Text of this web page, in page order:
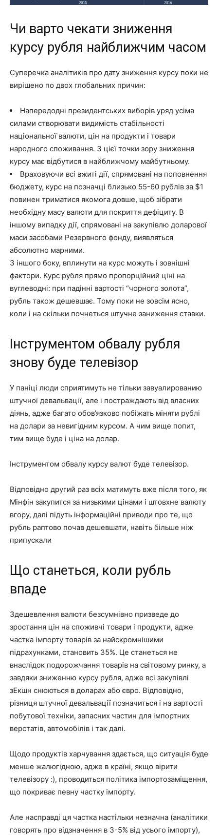
Чи варто чекати зниження
курсу рубля найближчим часом
Суперечка аналітиків про дату зниження курсу поки не
вирішено по двох глобальних причин:
Напередодні президентських виборів уряд усіма
силами створювати видимість стабільності
національної валюти, цін на продукти і товари
народного споживання. З цієї точки зору зниження
курсу має відбутися в найближчому майбутньому.
Враховуючи всі вжиті дії, спрямовані на поповнення
бюджету, курс на позначці близько 55-60 рублів за $1
повинен триматися якомога довше, щоб зібрати
необхідну масу валюти для покриття дефіциту. В
іншому випадку дії, спрямовані на закупівлю доларової
маси засобами Резервного фонду, виявляться
абсолютно марними.
З іншого боку, вплинути на курс можуть і зовнішні
фактори. Курс рубля прямо пропорційний ціні на
вуглеводні: при падінні вартості “чорного золота”,
рубль також дешевшає. Тому поки не зовсім ясно,
коли і на скільки почнеться штучне заниження ставки.
Інструментом обвалу рубля
знову буде телевізор
У паніці люди сприятимуть не тільки завуалированию
штучної девальвації, але і постраждають від власних
діянь, адже багато обов’язково побіжать міняти рублі
на долари за невигідним курсом. А чим вище попит,
тим вище буде і ціна на долар.
Інструментом обвалу курсу валют буде телевізор.
Відповідно другий раз всіх матимуть вже після того, як
Мінфін закупится за низькими цінами і штовхне валюту
вгору, далі підуть інформаційні приводи про те, що
рубль раптово почав дешевшати, навіть більше ніж
припускали
Що станеться, коли рубль
впаде
Здешевлення валюти безсумнівно призведе до
зростання цін на споживчі товари і продукти, адже
частка імпорту товарів за найскромнішими
підрахунками, становить 35%. Це станеться не
внаслідок подорожчання товарів на світовому ринку, а
завдяки зниженню курсу рубля, адже всі закупівлі
зЕкшн снюються в доларах або євро. Відповідно,
різниця штучної девальвації позначиться і на вартості
побутової техніки, запасних частин для імпортних
верстатів, автомобілів і так далі.
Щодо продуктів харчування здається, що ситуація буде
менше жалюгідною, адже в країні, якщо вірити
телевізору :), проводиться політика імпортозаміщення,
що покриває певну частку імпорту.
Але насправді ця частка настільки незначна (аналітики
говорять про відзначення в 3-5% від усього імпорту),